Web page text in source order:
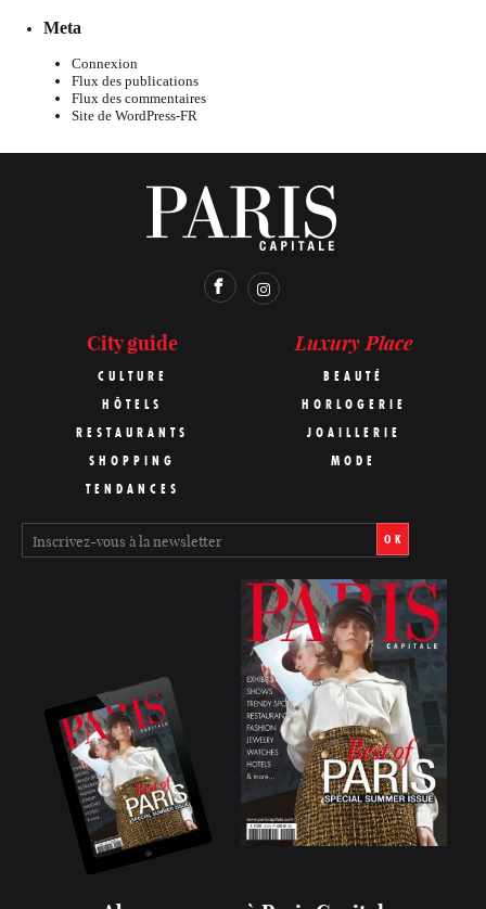
Meta
Connexion
Flux des publications
Flux des commentaires
Site de WordPress-FR
City guide
CULTURE
HÔTELS
RESTAURANTS
SHOPPING
TENDANCES
Luxury Place
BEAUTÉ
HORLOGERIE
JOAILLERIE
MODE
OK